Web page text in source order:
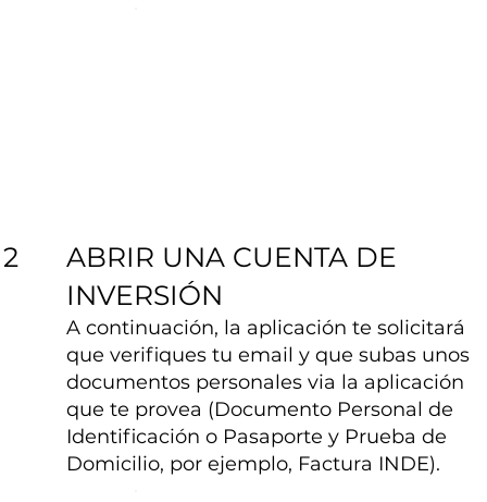
2
ABRIR UNA CUENTA DE
INVERSIÓN
A continuación, la aplicación te solicitará
que verifiques tu email y que subas unos
documentos personales via la aplicación
que te provea (Documento Personal de
Identificación o Pasaporte y Prueba de
Domicilio, por ejemplo, Factura INDE).